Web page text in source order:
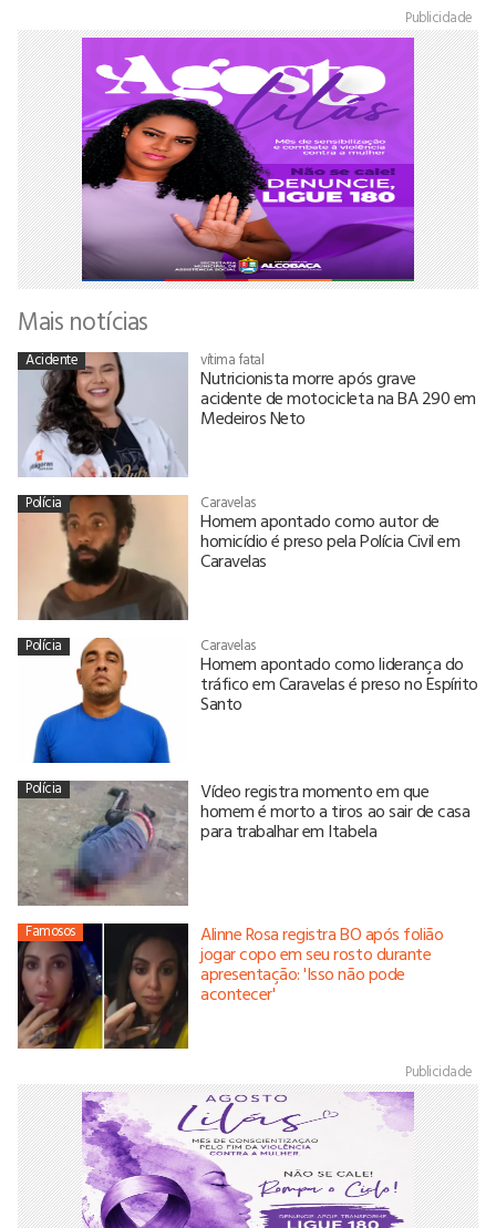
Publicidade
Mais notícias
Acidente vítima fatal
Nutricionista morre após grave
acidente de motocicleta na BA 290 em
Medeiros Neto
Polícia Caravelas
Homem apontado como autor de
homicídio é preso pela Polícia Civil em
Caravelas
Polícia Caravelas
Homem apontado como liderança do
tráfico em Caravelas é preso no Espírito
Santo
Polícia Vídeo registra momento em que
homem é morto a tiros ao sair de casa
para trabalhar em Itabela
Famosos Alinne Rosa registra BO após folião
jogar copo em seu rosto durante
apresentação: 'Isso não pode
acontecer'
Publicidade